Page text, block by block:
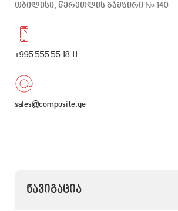
თბილისი, წერეთლის გამზირი № 140
+995 555 55 18 11
sales@composite.ge
ᲜᲐᲕᲘᲒᲐᲪᲘᲐ